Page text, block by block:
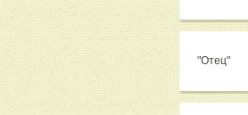
"Отец"